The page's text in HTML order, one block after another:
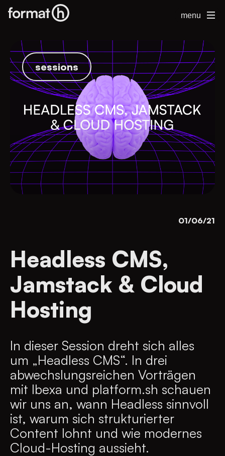
menu
sessions
01/06/21
Headless CMS,
Jamstack & Cloud
Hosting
In dieser Session dreht sich alles
um „Headless CMS“. In drei
abwechslungsreichen Vorträgen
mit Ibexa und platform.sh schauen
wir uns an, wann Headless sinnvoll
ist, warum sich strukturierter
Content lohnt und wie modernes
Cloud-Hosting aussieht.